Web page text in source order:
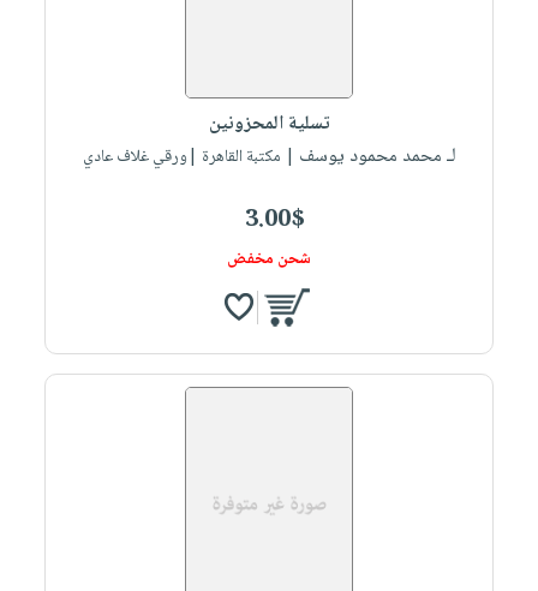
تسلية المحزونين
لـ محمد محمود يوسف | مكتبة القاهرة |ورقي غلاف عادي
3.00$
شحن مخفض